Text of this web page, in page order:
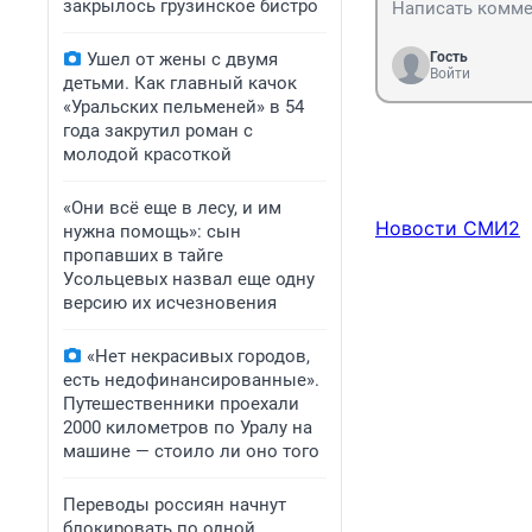
закрылось грузинское бистро
Ушел от жены с двумя
детьми. Как главный качок
«Уральских пельменей» в 54
года закрутил роман с
молодой красоткой
«Они всё еще в лесу, и им
нужна помощь»: сын
пропавших в тайге
Усольцевых назвал еще одну
версию их исчезновения
«Нет некрасивых городов,
есть недофинансированные».
Путешественники проехали
2000 километров по Уралу на
машине — стоило ли оно того
Переводы россиян начнут
Гость
Войти
Новости СМИ2